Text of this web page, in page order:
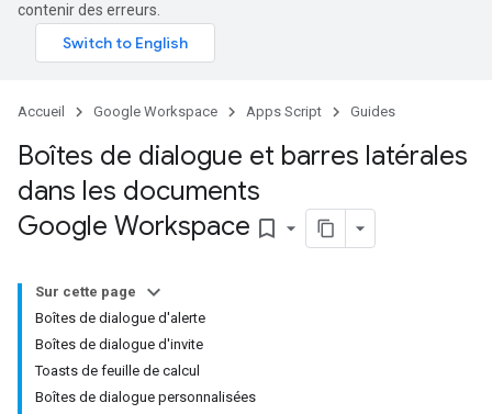
contenir des erreurs.
Accueil Google Workspace Apps Script Guides
Boîtes de dialogue et barres latérales
dans les documents
Google Workspace bookmark_border
Sur cette page
Boîtes de dialogue d'alerte
Boîtes de dialogue d'invite
Toasts de feuille de calcul
Boîtes de dialogue personnalisées